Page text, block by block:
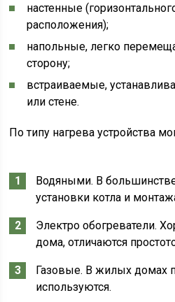
настенные
расположения);
напольные, легко
сторону;
встраиваемые,
или стене.
По типу нагрева устройства
Водяными. В
установки котла и
Электро обогреватели.
дома, отличаются
Газовые. В жилых домах
используются.